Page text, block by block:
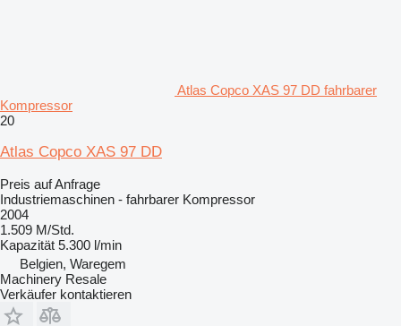
Atlas Copco XAS 97 DD fahrbarer
Kompressor
20
Atlas Copco XAS 97 DD
Preis auf Anfrage
Industriemaschinen - fahrbarer Kompressor
2004
1.509 M/Std.
Kapazität 5.300 l/min
Belgien, Waregem
Machinery Resale
Verkäufer kontaktieren